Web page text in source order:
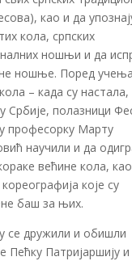
као и да
кола, српских
ношњи и да
ношње. Поред
– када су настала,
Србије, полазници
професорку Марту
научили и да
већине кола,
које су
баш за њих.
се дружили и обишли
Пећку Патријаршију и